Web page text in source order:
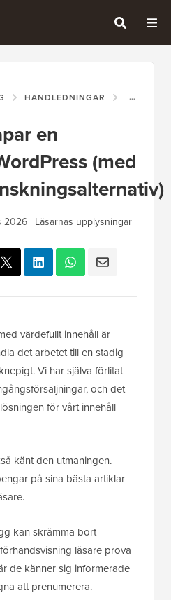
HANDLEDNINGAR HUR
en
(med
2026 | Läsarnas upplysningar
värdefullt innehåll är
det arbetet till en stadig
Vi har själva förlitat
och det
för vårt innehåll
känt den utmaningen.
på sina bästa artiklar
kan skrämma bort
läsare prova
de känner sig informerade
att prenumerera.